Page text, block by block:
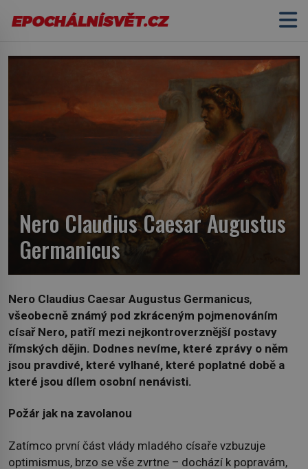
Nero Claudius Caesar Augustus
Germanicus
Nero Claudius Caesar Augustus Germanicus,
všeobecně známý pod zkráceným pojmenováním
císař Nero, patří mezi nejkontroverznější postavy
římských dějin. Dodnes nevíme, které zprávy o něm
jsou pravdivé, které vylhané, které poplatné době a
které jsou dílem osobní nenávisti.
Požár jak na zavolanou
Zatímco první část vlády mladého císaře vzbuzuje
optimismus, brzo se vše zvrtne – dochází k popravám,